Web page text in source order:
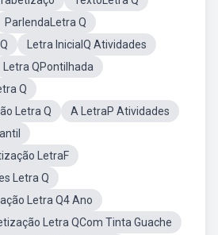
ParlendaLetra Q
Letra InicialQ Atividades
Letra QPontilhada
Q
Letra Q
A LetraP Atividades
LetraF
Letra Q
Letra Q4 Ano
Letra QCom Tinta Guache